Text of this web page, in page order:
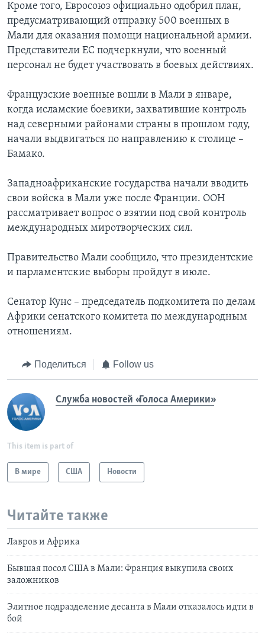
Кроме того, Евросоюз официально одобрил план,
предусматривающий отправку 500 военных в
Мали для оказания помощи национальной армии.
Представители ЕС подчеркнули, что военный
персонал не будет участвовать в боевых действиях.
Французские военные вошли в Мали в январе,
когда исламские боевики, захватившие контроль
над северными районами страны в прошлом году,
начали выдвигаться по направлению к столице –
Бамако.
Западноафриканские государства начали вводить
свои войска в Мали уже после Франции. ООН
рассматривает вопрос о взятии под свой контроль
международных миротворческих сил.
Правительство Мали сообщило, что президентские
и парламентские выборы пройдут в июле.
Сенатор Кунс – председатель подкомитета по делам
Африки сенатского комитета по международным
отношениям.
Поделиться Follow us
Служба новостей «Голоса Америки»
This item is part of
В мире США Новости
Читайте также
Лавров и Африка
Бывшая посол США в Мали: Франция выкупила своих
заложников
Элитное подразделение десанта в Мали отказалось идти в
бой